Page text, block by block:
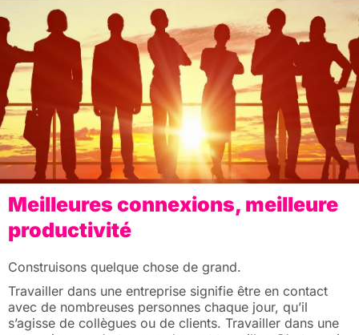
Meilleures connexions, meilleure
productivité
Construisons quelque chose de grand.
Travailler dans une entreprise signifie être en contact
avec de nombreuses personnes chaque jour, qu’il
s’agisse de collègues ou de clients. Travailler dans une